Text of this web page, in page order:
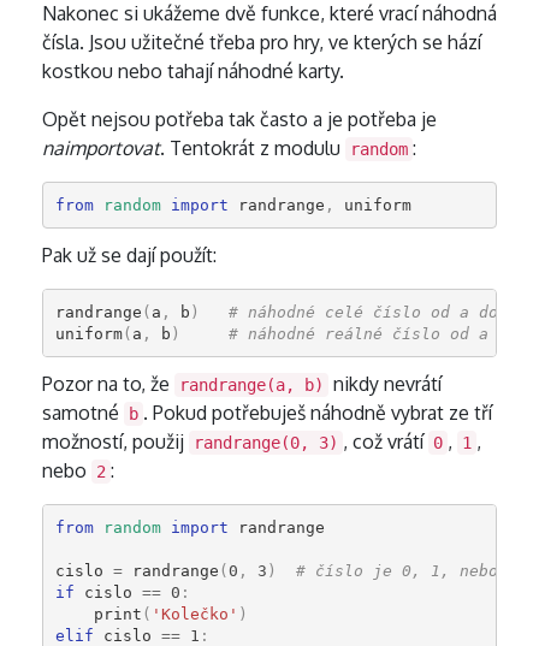
Nakonec si ukážeme dvě funkce, které vrací náhodná
čísla. Jsou užitečné třeba pro hry, ve kterých se hází
kostkou nebo tahají náhodné karty.
Opět nejsou potřeba tak často a je potřeba je
naimportovat. Tentokrát z modulu random :
from random import randrange , uniform
Pak už se dají použít:
randrange ( a , b )
# náhodné celé číslo od a do b-1
uniform( a , b ) # náhodné reálné číslo od a do b
Pozor na to, že randrange(a, b)
nikdy nevrátí
samotné
b . Pokud potřebuješ náhodně vybrat ze tří
možností, použij
randrange(0, 3) , což vrátí 0 , 1 ,
nebo
2 :
from random import randrange
cislo = randrange (0 , 3 )
# číslo je 0, 1, nebo 2
if
cislo == 0 :
print ( 'Kolečko' )
elif
cislo == 1 :